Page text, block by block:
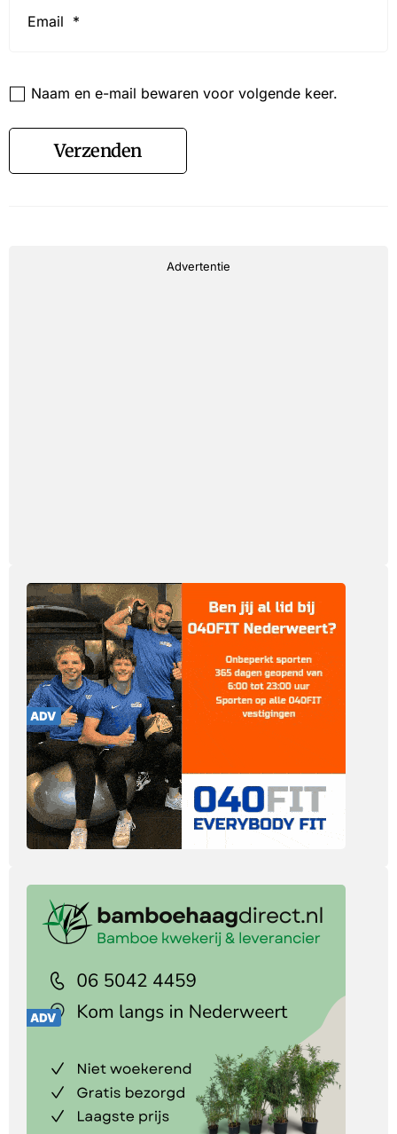
Naam en e-mail bewaren voor volgende keer.
Verzenden
Advertentie